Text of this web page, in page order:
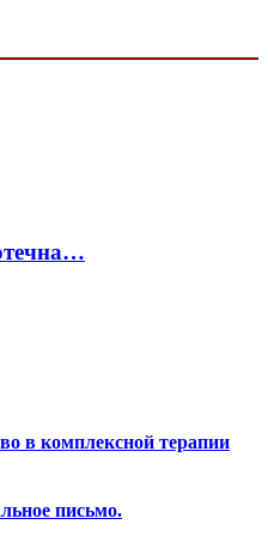
в комплексной терапии
письмо.